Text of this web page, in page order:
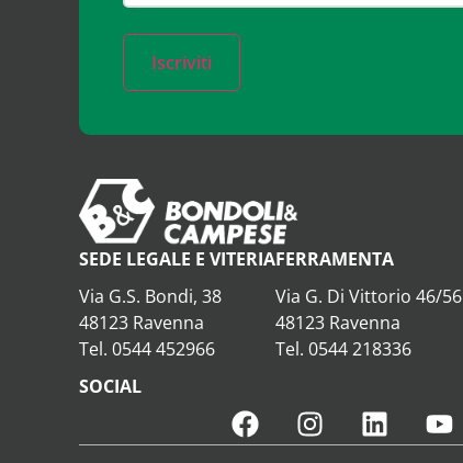
Iscriviti
SEDE LEGALE E VITERIA
Via G.S. Bondi, 38
48123 Ravenna
Tel. 0544 452966
FERRAMENTA
Via G. Di Vittorio 46/56
48123 Ravenna
Tel. 0544 218336
SOCIAL